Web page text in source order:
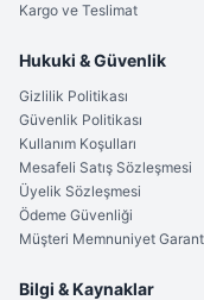
Kargo ve Teslimat
Hukuki & Güvenlik
Gizlilik Politikası
Güvenlik Politikası
Kullanım Koşulları
Mesafeli Satış Sözleşmesi
Üyelik Sözleşmesi
Ödeme Güvenliği
Müşteri Memnuniyet
Bilgi & Kaynaklar